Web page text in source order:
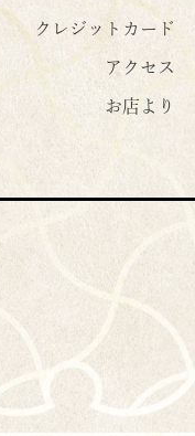
クレジットカード
アクセス
お店より